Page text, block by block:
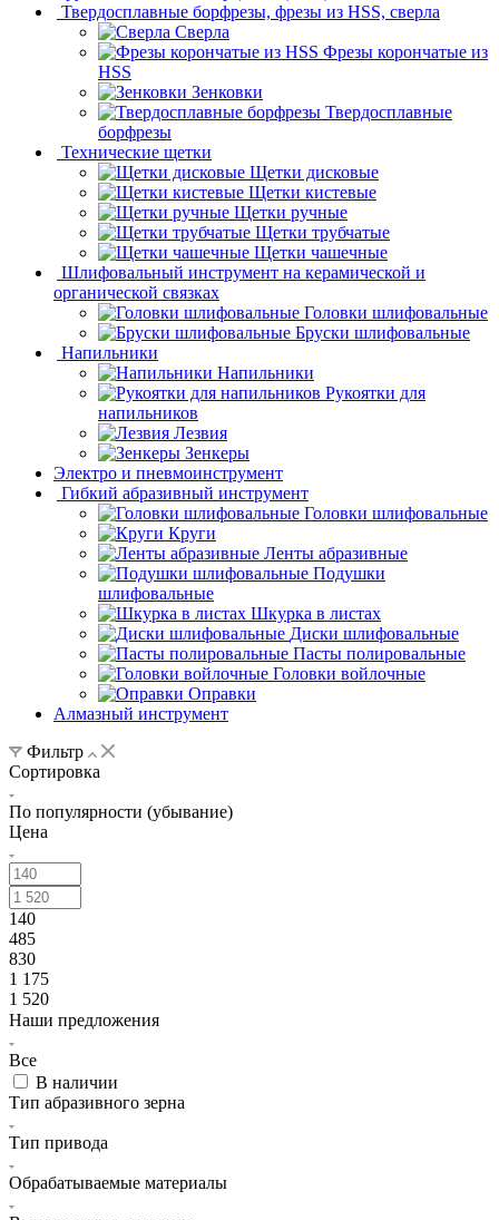
Твердосплавные борфрезы, фрезы из HSS, сверла
Сверла
Фрезы корончатые из
HSS
Зенковки
Твердосплавные
борфрезы
Технические щетки
Щетки дисковые
Щетки кистевые
Щетки ручные
Щетки трубчатые
Щетки чашечные
Шлифовальный инструмент на керамической и
органической связках
Головки шлифовальные
Бруски шлифовальные
Напильники
Напильники
Рукоятки для
напильников
Лезвия
Зенкеры
Электро и пневмоинструмент
Гибкий абразивный инструмент
Головки шлифовальные
Круги
Ленты абразивные
Подушки
шлифовальные
Шкурка в листах
Диски шлифовальные
Пасты полировальные
Головки войлочные
Оправки
Алмазный инструмент
Фильтр
Сортировка
По популярности (убывание)
Цена
140
485
830
1 175
1 520
Наши предложения
Все
В наличии
Тип абразивного зерна
Тип привода
Обрабатываемые материалы